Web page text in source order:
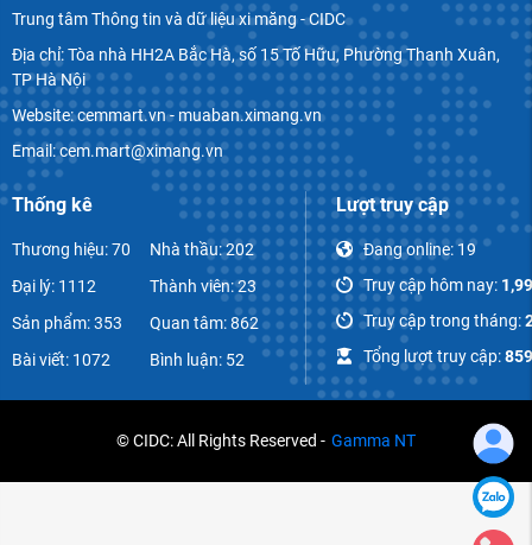
Trung tâm Thông tin và dữ liệu xi măng - CIDC
Địa chỉ: Tòa nhà HH2A Bắc Hà, số 15 Tố Hữu, Phường Thanh Xuân,
TP Hà Nội
Website: cemmart.vn - muaban.ximang.vn
Email: cem.mart@ximang.vn
Thống kê
Thương hiệu: 70
Đại lý: 1112
Sản phẩm: 353
Bài viết: 1072
Nhà thầu: 202
Thành viên: 23
Quan tâm: 862
Bình luận: 52
Lượt truy cập
Đang online:19
Truy cập hôm nay:
Truy cập trong tháng:
Tổng lượt truy cập:
© CIDC: All Rights Reserved - Gamma NT